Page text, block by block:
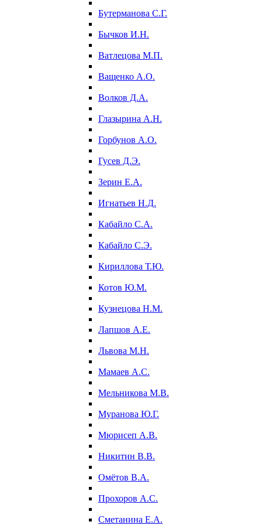
Бутерманова С.Г.
Бычков И.Н.
Ватлецова М.П.
Ващенко А.О.
Волков Д.А.
Глазырина А.Н.
Горбунов А.О.
Гусев Д.Э.
Зерин Е.А.
Игнатьев Н.Д.
Кабайло С.А.
Кабайло С.Э.
Кириллова Т.Ю.
Котов Ю.М.
Кузнецова Н.М.
Лапшов А.Е.
Львова М.Н.
Мамаев А.С.
Мельникова М.В.
Муранова Ю.Г.
Мюрисеп А.В.
Никитин В.В.
Омётов В.А.
Прохоров А.С.
Сметанина Е.А.